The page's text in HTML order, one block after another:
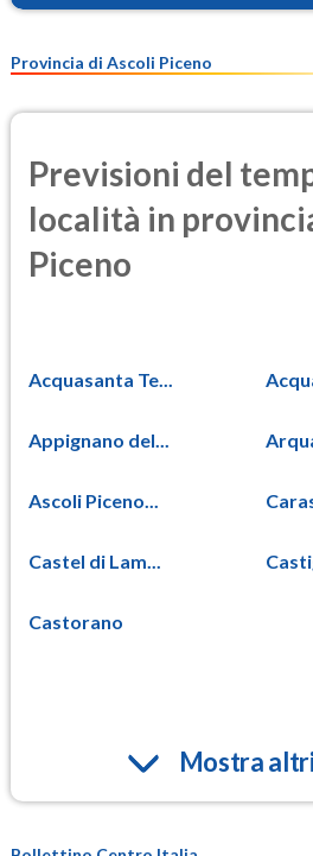
Provincia di Ascoli Piceno
Previsioni del
località in
Piceno
Acquasanta Te...
Appignano del...
Ascoli Piceno...
Castel di Lam...
Castorano
Mostra